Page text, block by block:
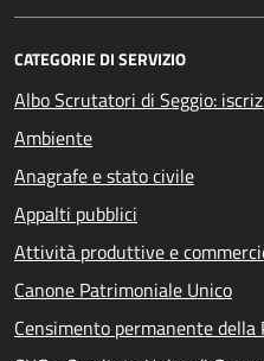
CATEGORIE DI SERVIZIO
Albo Scrutatori di Seggio:
Ambiente
Anagrafe e stato civile
Appalti pubblici
Attività produttive e
Canone Patrimoniale Unico
Censimento permanente